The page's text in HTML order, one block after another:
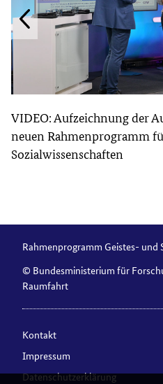
VIDEO: Aufzeichnung der
neuen Rahmenprogramm
Sozialwissenschaften
Rahmenprogramm Geistes- und
© Bundesministerium für
Raumfahrt
Kontakt
Impressum
Datenschutzerklärung